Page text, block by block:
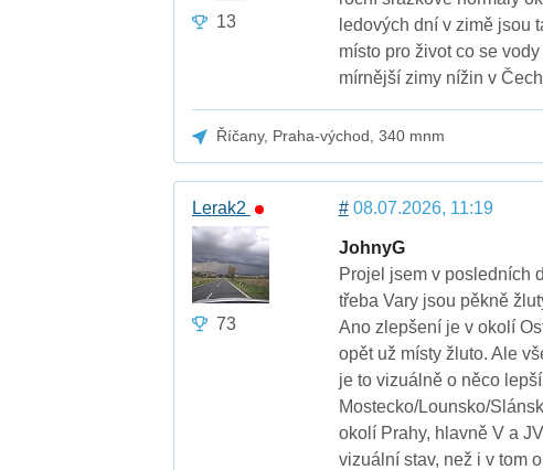
13
ledových dní v zimě jsou
místo pro život co se
mírnější zimy nížin v
Říčany, Praha-východ, 340 mnm
Lerak2
73
#08.07.2026, 11:19
JohnyG
Projel jsem v posledních
třeba Vary jsou pěkně
Ano zlepšení je v okolí
opět už místy žluto. Ale
je to vizuálně o něco
Mostecko/Lounsko/
okolí Prahy, hlavně V a
vizuální stav, než i v tom